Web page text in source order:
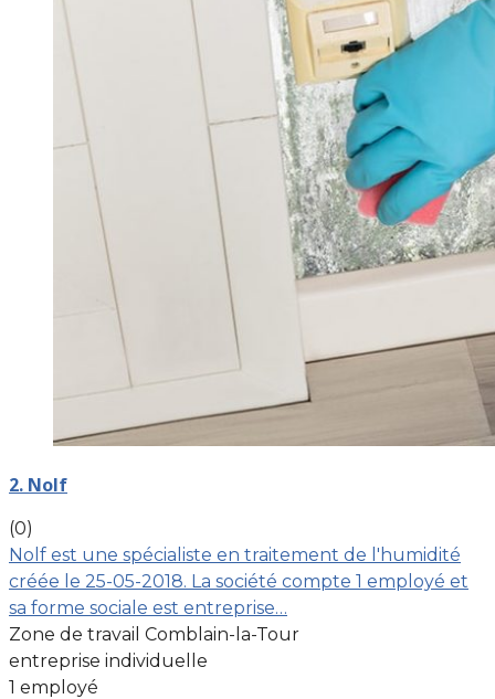
2. Nolf
(0)
Nolf est une spécialiste en traitement de l'humidité
créée le 25-05-2018. La société compte 1 employé et
sa forme sociale est entreprise…
Zone de travail Comblain-la-Tour
entreprise individuelle
1 employé